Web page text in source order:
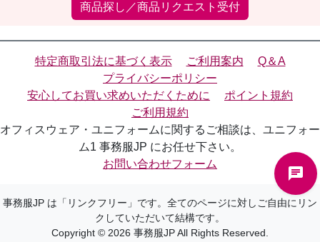
商品探し／商品リクエスト受付
特定商取引法に基づく表示 ご利用案内
Q＆A
プライバシーポリシー
安心してお買い求めいただくために
ポイント規約
ご利用規約
オフィスウェア・ユニフォームに関するご相談は、ユニフォー
ム1 事務服JP にお任せ下さい。
お問い合わせフォーム
事務服JP は「リンクフリー」です。全てのページに対しご自由にリン
クしていただいて結構です。
Copyright © 2026 事務服JP All Rights Reserved.